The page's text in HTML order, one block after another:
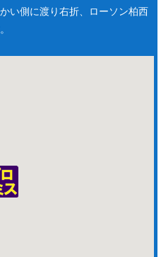
い側に渡り右折、ローソン柏西